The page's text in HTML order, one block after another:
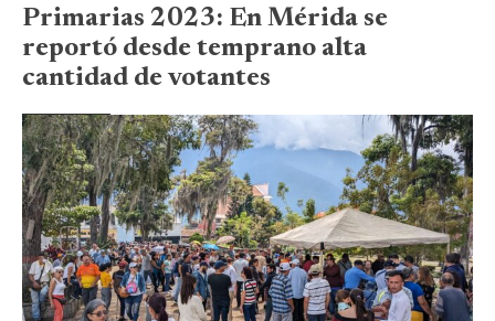
Primarias 2023: En Mérida se
reportó desde temprano alta
cantidad de votantes